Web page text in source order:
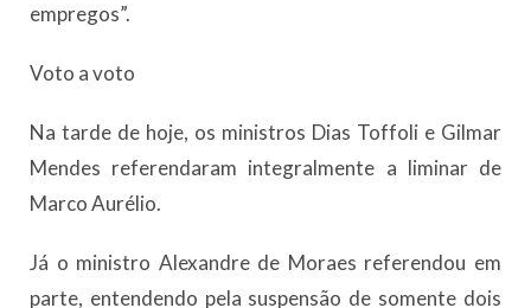
empregos”.
Voto a voto
Na tarde de hoje, os ministros Dias Toffoli e Gilmar
Mendes referendaram integralmente a liminar de
Marco Aurélio.
Já o ministro Alexandre de Moraes referendou em
parte, entendendo pela suspensão de somente dois